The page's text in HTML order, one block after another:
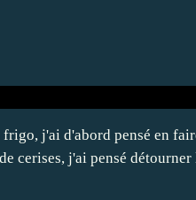
j'ai d'abord pensé en
cerises, j'ai pensé détourner